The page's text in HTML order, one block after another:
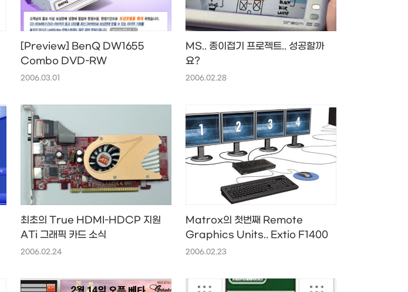
[Preview] BenQ DW1655
Combo DVD-RW
2006.03.01
MS.. 종이접기 프로젝트.. 성공할까
요?
2006.02.28
최초의 True HDMI-HDCP 지원
ATi 그래픽 카드 소식
2006.02.24
Matrox의 첫번째 Remote
Graphics Units.. Extio F1400
2006.02.23